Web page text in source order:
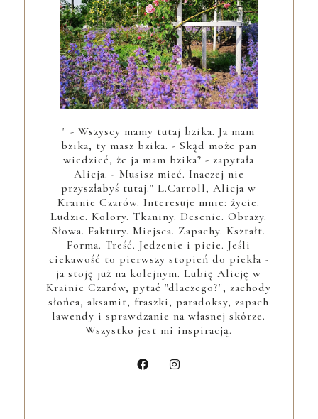
" - Wszyscy mamy tutaj bzika. Ja mam
bzika, ty masz bzika. - Skąd może pan
wiedzieć, że ja mam bzika? - zapytała
Alicja. - Musisz mieć. Inaczej nie
przyszłabyś tutaj." L.Carroll, Alicja w
Krainie Czarów. Interesuje mnie: życie.
Ludzie. Kolory. Tkaniny. Desenie. Obrazy.
Słowa. Faktury. Miejsca. Zapachy. Kształt.
Forma. Treść. Jedzenie i picie. Jeśli
ciekawość to pierwszy stopień do piekła -
ja stoję już na kolejnym. Lubię Alicję w
Krainie Czarów, pytać "dlaczego?", zachody
słońca, aksamit, fraszki, paradoksy, zapach
lawendy i sprawdzanie na własnej skórze.
Wszystko jest mi inspiracją.